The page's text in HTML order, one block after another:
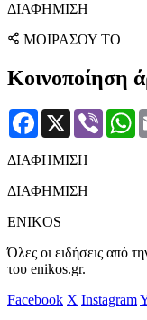
ΔΙΑΦΗΜΙΣΗ
ΜΟΙΡΑΣΟΥ ΤΟ
Κοινοποίηση
Facebook
X Viber
ΔΙΑΦΗΜΙΣΗ
ΔΙΑΦΗΜΙΣΗ
ENIKOS
Όλες οι ειδήσεις από
του enikos.gr.
Facebook X Instagram